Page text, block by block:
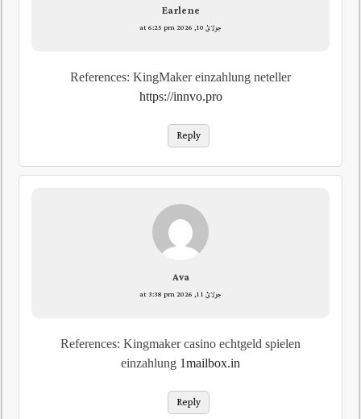
Earlene
جولائ 10, 2026 at 6:25 pm
References: KingMaker einzahlung neteller
https://innvo.pro
Reply
Ava
جولائ 11, 2026 at 3:38 pm
References: Kingmaker casino echtgeld spielen
einzahlung 1mailbox.in
Reply